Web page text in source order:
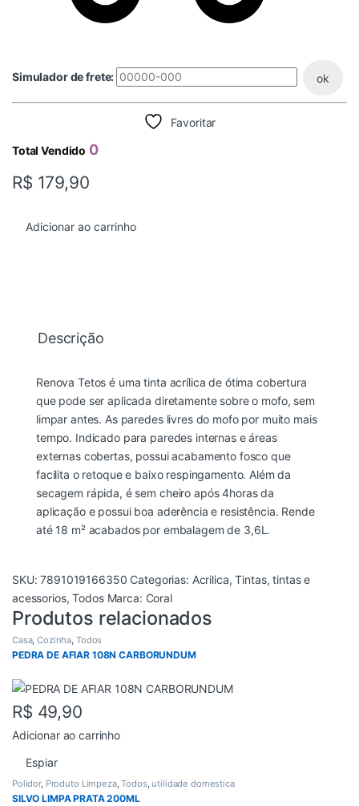
Simulador de frete: ok
Favoritar
Total Vendido 0
R$ 179,90
Adicionar ao carrinho
Descrição
Renova Tetos é uma tinta acrílica de ótima cobertura
que pode ser aplicada diretamente sobre o mofo, sem
limpar antes. As paredes livres do mofo por muito mais
tempo. Indicado para paredes internas e áreas
externas cobertas, possui acabamento fosco que
facilita o retoque e baixo respingamento. Além da
secagem rápida, é sem cheiro após 4horas da
aplicação e possui boa aderência e resistência. Rende
até 18 m² acabados por embalagem de 3,6L.
SKU:7891019166350 Categorias: Acrilica,Tintas,tintas e
acessorios,Todos Marca: Coral
Produtos relacionados
Casa,Cozinha, Todos
PEDRA DE AFIAR 108N CARBORUNDUM
R$ 49,90
Adicionar ao carrinho
Espiar
Polidor, Produto Limpeza,Todos, utilidade domestica
SILVO LIMPA PRATA 200ML